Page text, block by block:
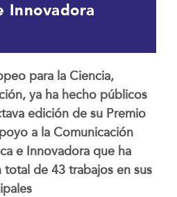
Innovadora
para la Ciencia,
ya ha hecho públicos
edición de su Premio
a la Comunicación
e Innovadora que ha
de 43 trabajos en sus